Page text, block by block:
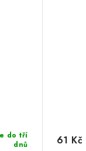
do tří
dnů
61 Kč